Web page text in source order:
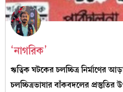
‘নাগরিক’
ঋত্বিক ঘটকের চলচ্চিত্র নির্মাণের
চলচ্চিত্রভাষার বাঁকবদলের